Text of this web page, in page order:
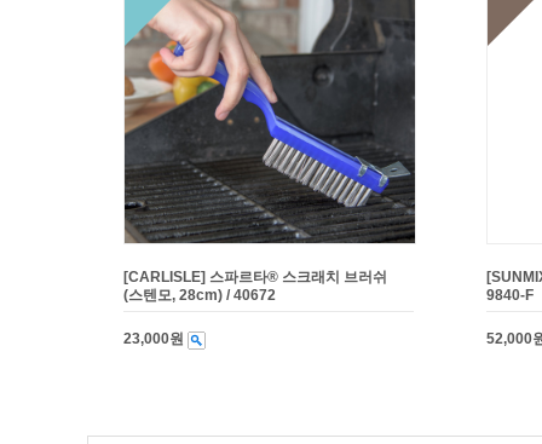
[CARLISLE] 스파르타® 스크래치 브러쉬
(스텐모, 28cm) / 40672
23,000원
9840-F
52,000